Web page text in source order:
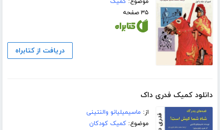
۳۵ صفحه
دریافت از کتابراه
دانلود کمیک فدری داک
از: ماسیمیلیانو والنتینی
موضوع:کمیک کودکان